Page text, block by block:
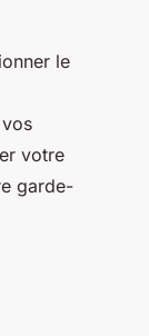
le
votre
garde-